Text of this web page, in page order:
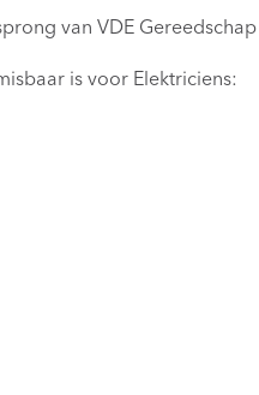
van VDE Gereedschap
is voor Elektriciens: